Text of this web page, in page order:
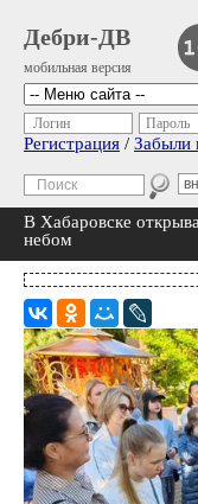
Дебри-ДВ
мобильная версия
Логин Пароль
Регистрация / Забыли
В Хабаровске
небом